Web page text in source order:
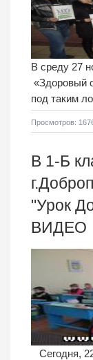
В среду 27
«Здоровый
под таким
Просмотров:
В 1-Б
"Урок
ВИДЕО
Сегодня,